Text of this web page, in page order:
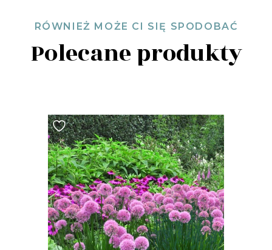
RÓWNIEŻ MOŻE CI SIĘ SPODOBAĆ
Polecane produkty